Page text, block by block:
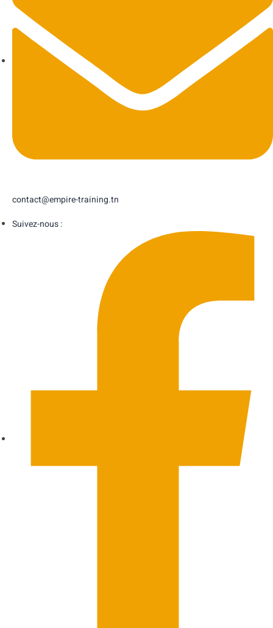
contact@empire-training.tn
Suivez-nous :